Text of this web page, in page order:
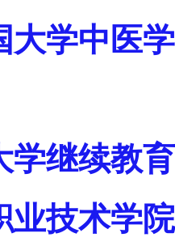
大学中医
学继续教
业技术学院